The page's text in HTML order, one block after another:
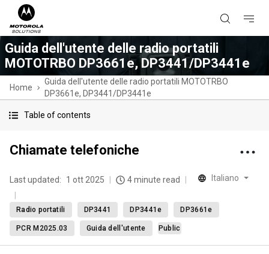
Guida dell'utente delle radio portatili
MOTOTRBO DP3661e, DP3441/DP3441e
Home
Guida dell'utente delle radio portatili MOTOTRBO
DP3661e, DP3441/DP3441e
Table of contents
Chiamate telefoniche
Last updated: 1 ott 2025 4 minute read Italiano
Radio portatili DP3441 DP3441e DP3661e
PCR M2025.03 Guida dell'utente Public